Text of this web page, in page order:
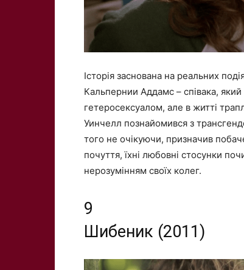
Історія заснована на реальних
Кальпернии Аддамс – співака,
гетеросексуалом, але в житті
Уинчелл познайомився з
того не очікуючи, призначив
почуття, їхні любовні стосунки
нерозумінням своїх колег.
9
Шибеник (2011)